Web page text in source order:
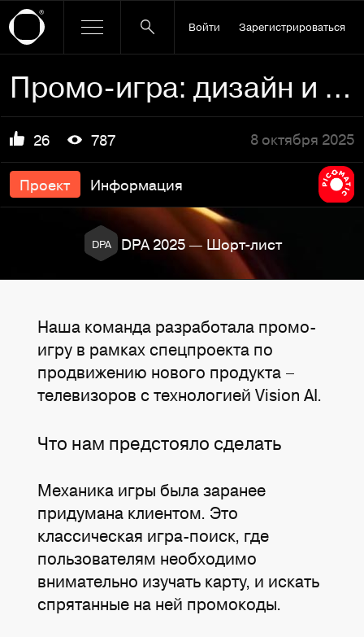
Войти Зарегистрироваться
Промо-игра: дизайн и разработка
26 787 8 октября 2025
Проект Информация
DPA DPA 2025 — Шорт-лист
Наша команда разработала промо-
игру в рамках спецпроекта по
продвижению нового продукта –
телевизоров с технологией Vision AI.
Что нам предстояло сделать
Механика игры была заранее
придумана клиентом. Это
классическая игра-поиск, где
пользователям необходимо
внимательно изучать карту, и искать
спрятанные на ней промокоды.